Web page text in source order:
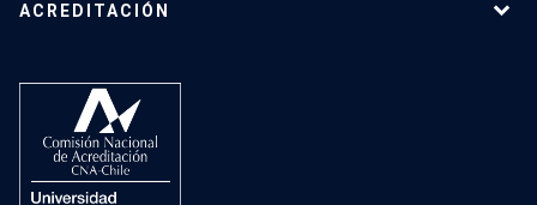
ACREDITACIÓN